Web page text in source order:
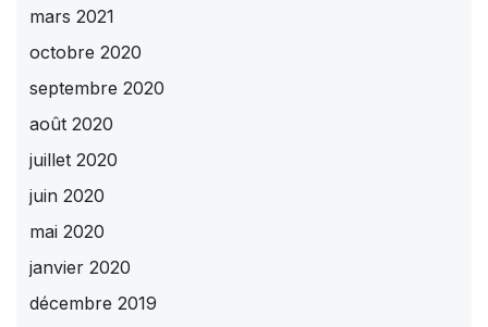
mars 2021
octobre 2020
septembre 2020
août 2020
juillet 2020
juin 2020
mai 2020
janvier 2020
décembre 2019